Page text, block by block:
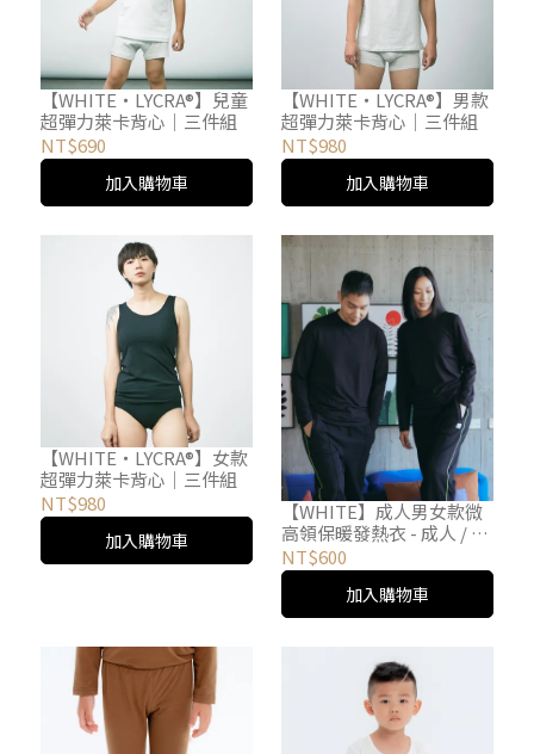
【WHITE・LYCRA®】兒童
超彈力萊卡背心｜三件組
NT$690
加入購物車
【WHITE・LYCRA®】男款
超彈力萊卡背心｜三件組
NT$980
加入購物車
【WHITE・LYCRA®】女款
超彈力萊卡背心｜三件組
NT$980
加入購物車
【WHITE】成人男女款微
高領保暖發熱衣 - 成人 / 4
色
NT$600
加入購物車